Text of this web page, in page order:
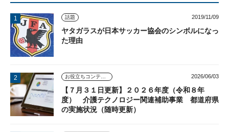
話題 2019/11/09
ヤタガラスが日本サッカー協会のシンボルになっ
た理由
お役立ちコンテンツ 2026/06/03
【７月３１日更新】２０２６年度（令和８年
度） 介護テクノロジー関連補助事業 都道府県
の実施状況（随時更新）